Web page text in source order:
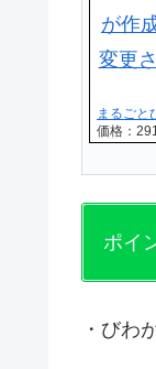
まるごと
価格：
ポイ
・びわ